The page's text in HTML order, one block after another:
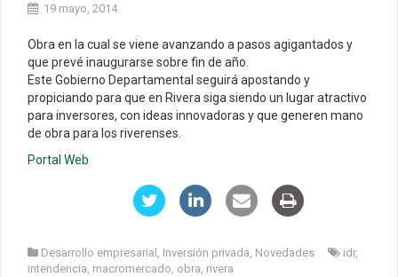
19 mayo, 2014
Obra en la cual se viene avanzando a pasos agigantados y
que prevé inaugurarse sobre fin de año.
Este Gobierno Departamental seguirá apostando y
propiciando para que en Rivera siga siendo un lugar atractivo
para inversores, con ideas innovadoras y que generen mano
de obra para los riverenses.
Portal Web
Desarrollo empresarial Inversión privada Novedades idr,
intendencia macromercado obra rivera